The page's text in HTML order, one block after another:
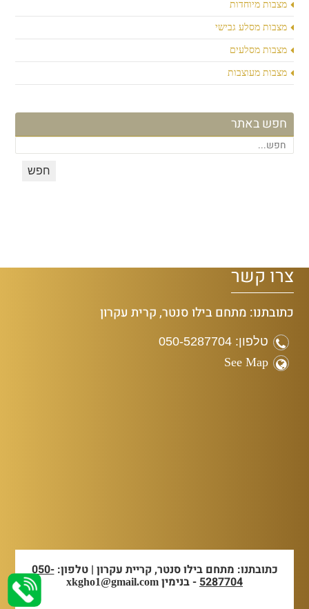
מצבות מיוחדות
מצבות מסלע גבישי
מצבות מסלעים
מצבות מעוצבות
חפש באתר
צרו קשר
כתובתנו: מתחם בילו סנטר, קרית עקרון
טלפון: 050-5287704
See Map
כתובתנו: מתחם בילו סנטר, קריית עקרון | טלפון:050-
5287704- בנימין xkgho1@gmail.com